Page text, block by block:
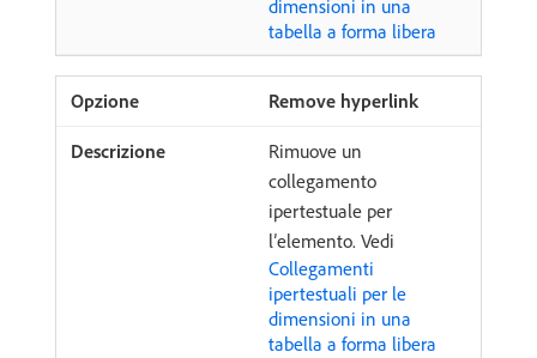
dimensioni in una
tabella a forma libera
Remove hyperlink
Rimuove un
collegamento
ipertestuale per
l’elemento. Vedi
Collegamenti
ipertestuali per le
dimensioni in una
tabella a forma libera